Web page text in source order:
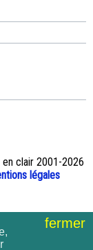
clair 2001-2026
légales
fermer